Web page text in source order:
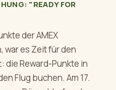
"READY FOR
der AMEX
es Zeit für den
die Reward-Punkte in
Flug buchen. Am 17.